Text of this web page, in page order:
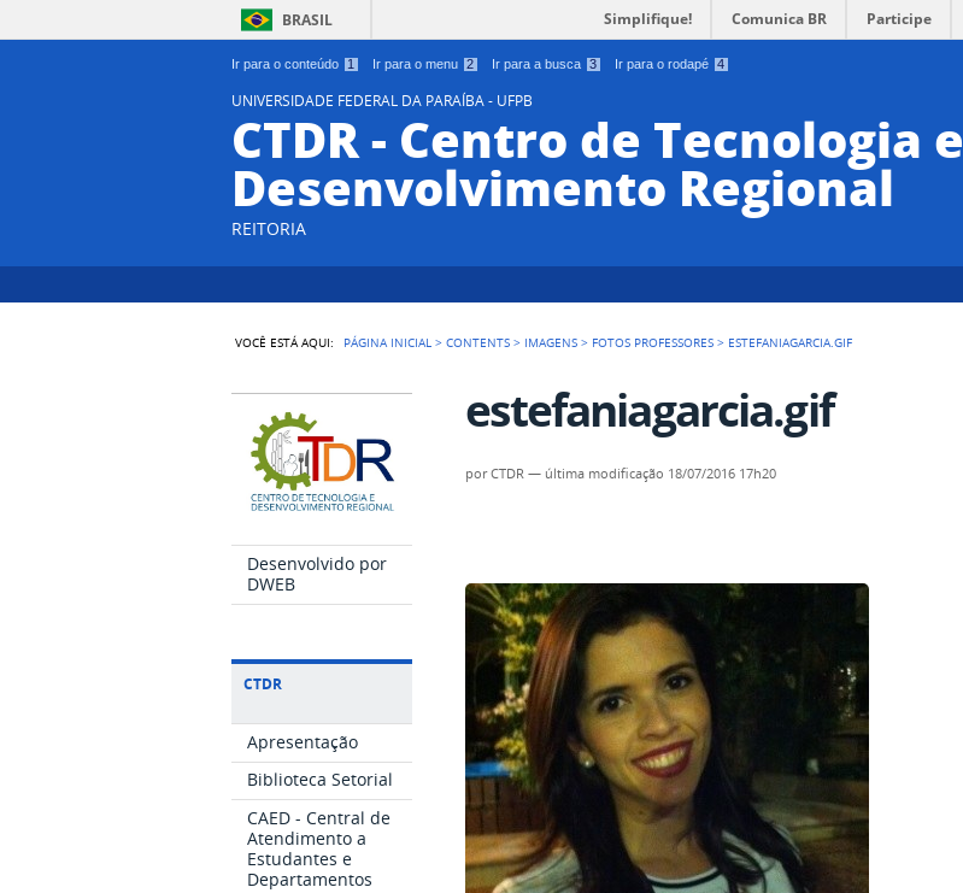
Ir para o conteúdo 1 Ir para o menu 2 Ir para a busca 3 Ir para o rodapé 4
BRASIL Simplifique! Comunica BR Participe
UNIVERSIDADE FEDERAL DA PARAÍBA - UFPB
CTDR - Centro de Tecnologia e
Desenvolvimento Regional
REITORIA
VOCÊ ESTÁ AQUI: PÁGINA INICIAL >CONTENTS > IMAGENS > FOTOS PROFESSORES > ESTEFANIAGARCIA.GIF
Desenvolvido por
DWEB
CTDR
Apresentação
Biblioteca Setorial
CAED - Central de
Atendimento a
Estudantes e
Departamentos
estefaniagarcia.gif
porCTDR — última modificação 18/07/2016 17h20